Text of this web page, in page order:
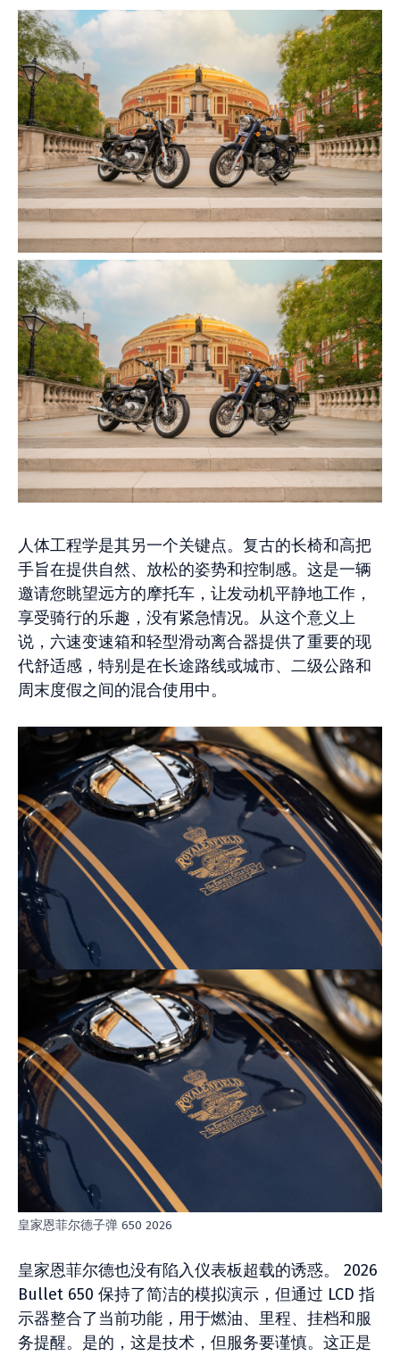
人体工程学是其另一个关键点。复古的长椅和高把
手旨在提供自然、放松的姿势和控制感。这是一辆
邀请您眺望远方的摩托车，让发动机平静地工作，
享受骑行的乐趣，没有紧急情况。从这个意义上
说，六速变速箱和轻型滑动离合器提供了重要的现
代舒适感，特别是在长途路线或城市、二级公路和
周末度假之间的混合使用中。
皇家恩菲尔德子弹 650 2026
皇家恩菲尔德也没有陷入仪表板超载的诱惑。 2026
Bullet 650 保持了简洁的模拟演示，但通过 LCD 指
示器整合了当前功能，用于燃油、里程、挂档和服
务提醒。是的，这是技术，但服务要谨慎。这正是